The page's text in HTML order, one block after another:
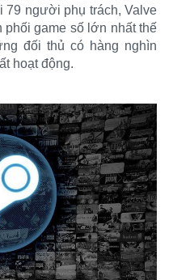
79 người phụ trách, Valve
game số lớn nhất thế
đối thủ có hàng nghìn
hoạt động.